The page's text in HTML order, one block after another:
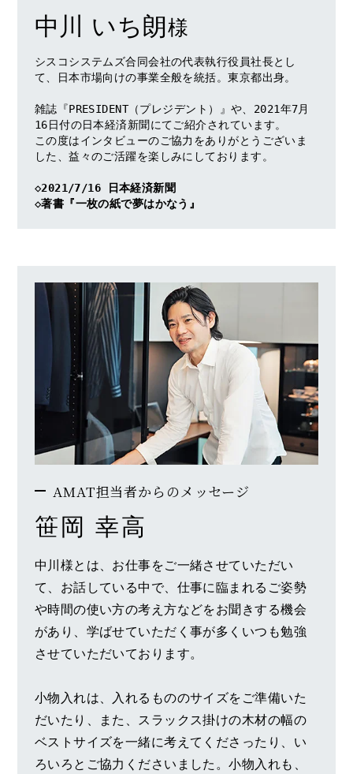
中川 いち朗様
シスコシステムズ合同会社の代表執行役員社長とし
て、日本市場向けの事業全般を統括。東京都出身。
雑誌『PRESIDENT（プレジデント）』や、2021年7月
16日付の日本経済新聞にてご紹介されています。
この度はインタビューのご協力をありがとうございま
した、益々のご活躍を楽しみにしております。
◇2021/7/16 日本経済新聞
◇著書『一枚の紙で夢はかなう』
AMAT担当者からのメッセージ
笹岡 幸高
中川様とは、お仕事をご一緒させていただい
て、お話している中で、仕事に臨まれるご姿勢
や時間の使い方の考え方などをお聞きする機会
があり、学ばせていただく事が多くいつも勉強
させていただいております。
小物入れは、入れるもののサイズをご準備いた
だいたり、また、スラックス掛けの木材の幅の
ベストサイズを一緒に考えてくださったり、い
ろいろとご協力くださいました。小物入れも、